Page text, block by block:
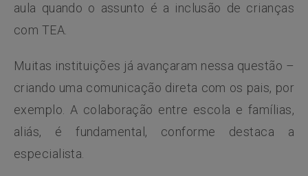
aula quando o assunto é a inclusão de crianças
com TEA.
Muitas instituições já avançaram nessa questão –
criando uma comunicação direta com os pais, por
exemplo. A colaboração entre escola e famílias,
aliás, é fundamental, conforme destaca a
especialista.